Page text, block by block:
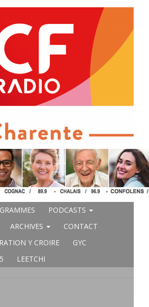
PODCASTS
ARCHIVES
CONTACT
Y CROIRE
GYC
LEETCHI